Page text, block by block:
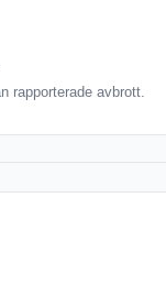
rapporterade avbrott.